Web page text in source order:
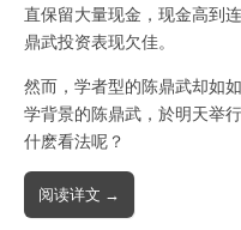
直保留大量现金，现金高到
鼎武投资表现欠佳。
然而，学者型的陈鼎武却如
学背景的陈鼎武，於明天举
什麽看法呢？
阅读详文 →